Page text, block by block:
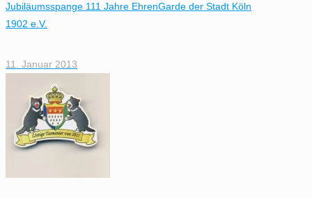
Jubiläumsspange 111 Jahre EhrenGarde der Stadt Köln
1902 e.V.
11. Januar 2013